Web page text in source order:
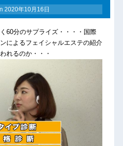
2020年10月16日
60分のサプライズ・・・・国際
によるフェイシャルエステの紹介
れるのか・・・